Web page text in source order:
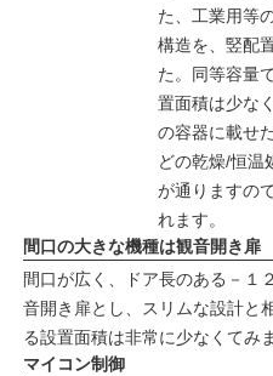
た、工業用等
構造を、竪配
た。同等容量
置面積は少な
の容器に載せ
どの乾燥/恒温
が通りますの
れます。
間口の大きな機種は観音開き扉
間口が広く、ドア長のある－１
音開き扉とし、スリムな設計と
る設置面積は非常に少なくてみま
マイコン制御